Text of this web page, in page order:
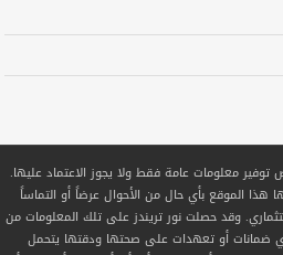
معلومات عامة فقط ولا يجوز الاعتماد عليها.
هذا الموقع بأي حال من الأحوال عرضاً أو التماساً
وقد حصلت نور تريندز على تلك المعلومات من
ضمانات أو تعهدات على صحتها ودقتها يتحمل